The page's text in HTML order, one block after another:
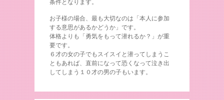
条件となります。
お子様の場合、最も大切なのは「本人に参加
する意思があるかどうか」です。
体格よりも「勇気をもって潜れるか？」が重
要です。
６才の女の子でもスイスイと潜ってしまうこ
ともあれば、直前になって恐くなって泣き出
してしまう１０才の男の子もいます。